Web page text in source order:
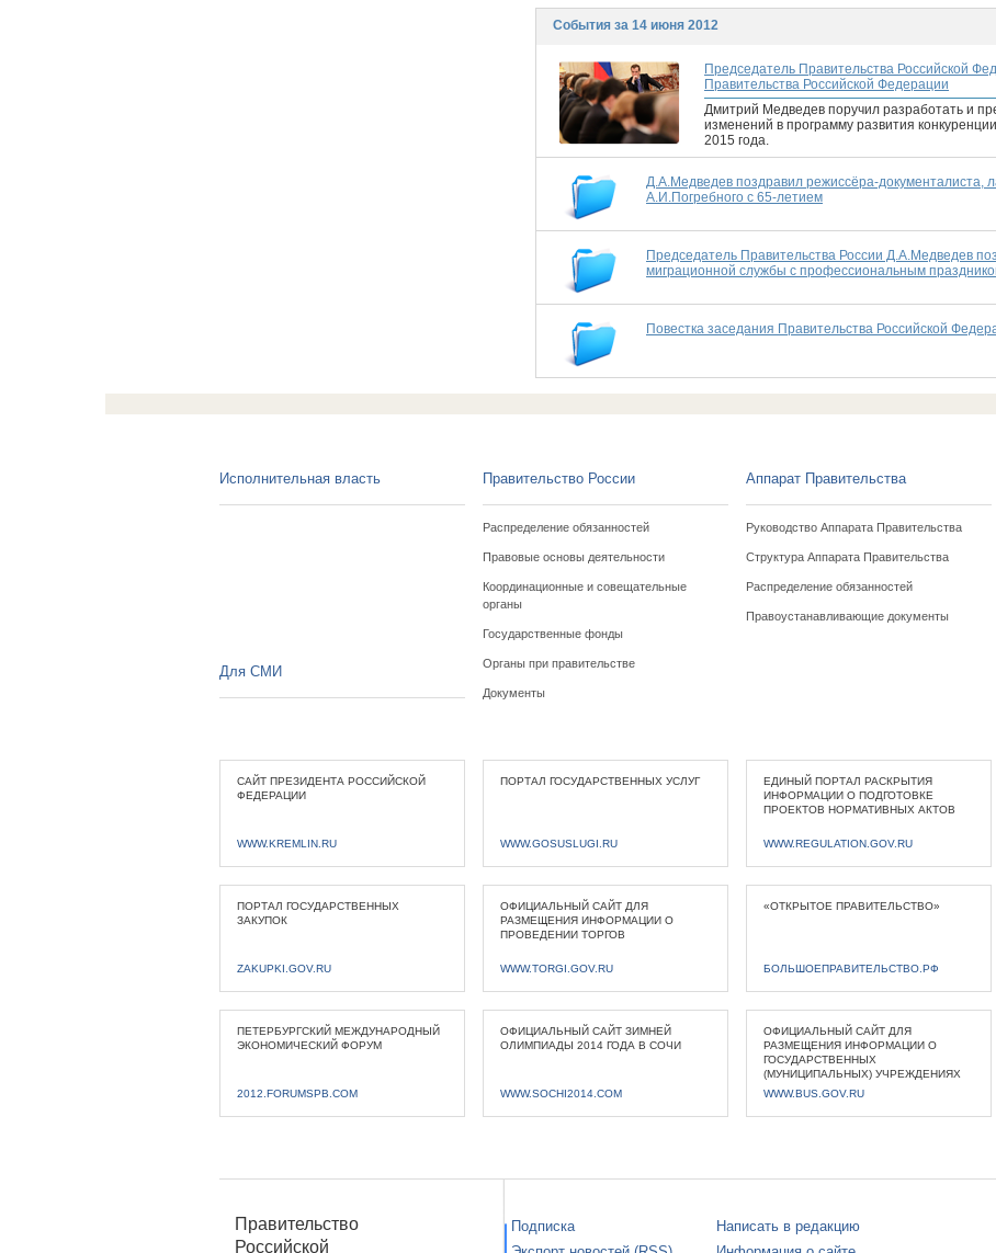
События за 14 июня 2012
Председатель Правительства Российской
Правительства Российской Федерации
Дмитрий Медведев поручил разработать и
изменений в программу развития
2015 года.
Д.А.Медведев поздравил режиссёра-документалиста,
А.И.Погребного с 65-летием
Председатель Правительства России Д.А.Медведев
миграционной службы с профессиональным
Повестка заседания Правительства Российской
Исполнительная власть Правительство России
Распределение обязанностей
Правовые основы деятельности
Координационные и совещательные
органы
Государственные фонды
Органы при правительстве
Документы
Аппарат Правительства
Руководство Аппарата Правительства
Структура Аппарата Правительства
Распределение обязанностей
Правоустанавливающие документы
Для СМИ
САЙТ ПРЕЗИДЕНТА РОССИЙСКОЙ
ФЕДЕРАЦИИ
WWW.KREMLIN.RU
ПОРТАЛ ГОСУДАРСТВЕННЫХ УСЛУГ
WWW.GOSUSLUGI.RU
ЕДИНЫЙ ПОРТАЛ РАСКРЫТИЯ
ИНФОРМАЦИИ О ПОДГОТОВКЕ
ПРОЕКТОВ НОРМАТИВНЫХ АКТОВ
WWW.REGULATION.GOV.RU
ПОРТАЛ ГОСУДАРСТВЕННЫХ
ЗАКУПОК
ZAKUPKI.GOV.RU
ОФИЦИАЛЬНЫЙ САЙТ ДЛЯ
РАЗМЕЩЕНИЯ ИНФОРМАЦИИ О
ПРОВЕДЕНИИ ТОРГОВ
WWW.TORGI.GOV.RU
«ОТКРЫТОЕ ПРАВИТЕЛЬСТВО»
БОЛЬШОЕПРАВИТЕЛЬСТВО.РФ
ПЕТЕРБУРГСКИЙ МЕЖДУНАРОДНЫЙ
ЭКОНОМИЧЕСКИЙ ФОРУМ
2012.FORUMSPB.COM
ОФИЦИАЛЬНЫЙ САЙТ ЗИМНЕЙ
ОЛИМПИАДЫ 2014 ГОДА В СОЧИ
WWW.SOCHI2014.COM
ОФИЦИАЛЬНЫЙ САЙТ ДЛЯ
РАЗМЕЩЕНИЯ ИНФОРМАЦИИ О
ГОСУДАРСТВЕННЫХ
(МУНИЦИПАЛЬНЫХ) УЧРЕЖДЕНИЯХ
WWW.BUS.GOV.RU
Правительство
Российской
Подписка
Написать в редакцию